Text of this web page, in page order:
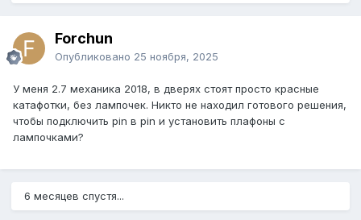
Forchun
Опубликовано 25 ноября, 2025
У меня 2.7 механика 2018, в дверях стоят просто красные
катафотки, без лампочек. Никто не находил готового решения,
чтобы подключить pin в pin и установить плафоны с
лампочками?
6 месяцев спустя...